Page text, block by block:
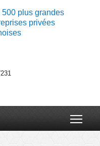
500 plus grandes
privées